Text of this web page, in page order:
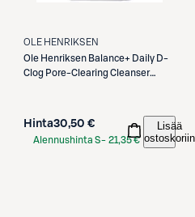
OLE HENRIKSEN
Ole Henriksen Balance+ Daily D-
Clog Pore-Clearing Cleanser
Hinta30,50 €
Alennushinta S- 21,35 €
Lisää
ostoskoriin